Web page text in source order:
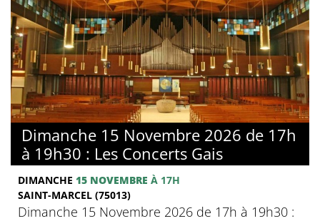
Dimanche 15 Novembre 2026 de 17h
à 19h30 : Les Concerts Gais
DIMANCHE 15 NOVEMBRE À 17H
SAINT-MARCEL (75013)
Dimanche 15 Novembre 2026 de 17h à 19h30 :